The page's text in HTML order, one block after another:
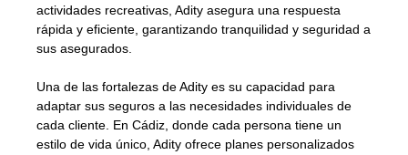
actividades recreativas, Adity asegura una respuesta
rápida y eficiente, garantizando tranquilidad y seguridad a
sus asegurados.
Una de las fortalezas de Adity es su capacidad para
adaptar sus seguros a las necesidades individuales de
cada cliente. En Cádiz, donde cada persona tiene un
estilo de vida único, Adity ofrece planes personalizados